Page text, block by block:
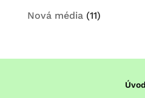
Nová média(11)
Úvod